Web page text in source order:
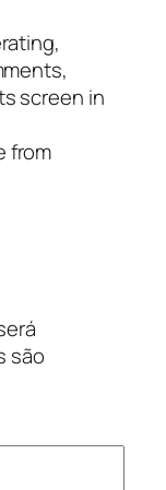
screen in
from
são